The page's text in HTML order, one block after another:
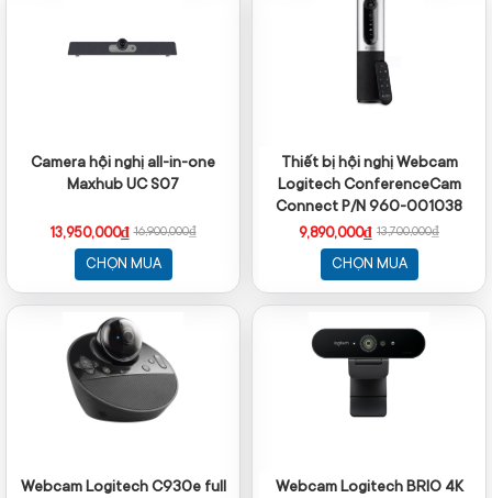
Camera hội nghị all-in-one
Maxhub UC S07
13,950,000₫ 16,900,000₫
CHỌN MUA
Thiết bị hội nghị Webcam
Logitech ConferenceCam
Connect P/N 960-001038
9,890,000₫ 13,700,000₫
CHỌN MUA
Webcam Logitech C930e full
Webcam Logitech BRIO 4K